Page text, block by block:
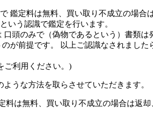
鑑定料は無料、買い取り不成立の場合
いう認識で鑑定を行います。
頭のみで（偽物であるという）書類は
が前提です。 以上ご認識なされました
ご利用ください。)
うな方法を取らさせていただきます。
は無料、買い取り不成立の場合は返却